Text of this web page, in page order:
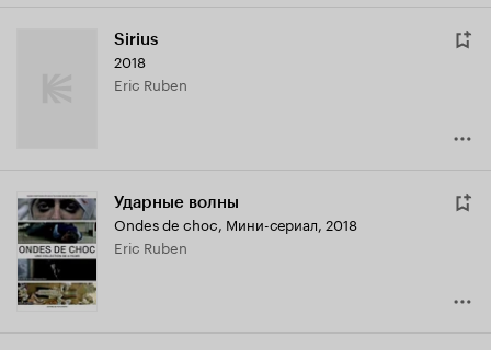
Sirius
2018
Eric Ruben
Ударные волны
Ondes de choc, Мини-сериал, 2018
Eric Ruben